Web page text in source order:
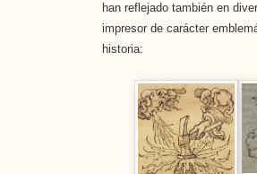
han reflejado también en
impresor de carácter
historia: